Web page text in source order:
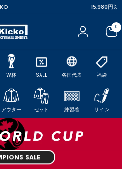
無料 (北海道·沖縄除く)
00
ア
W杯 SALE 各国代表 福袋
アウター セット 練習着 サイン
SALE